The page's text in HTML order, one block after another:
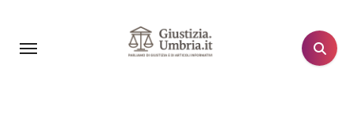
contenuto